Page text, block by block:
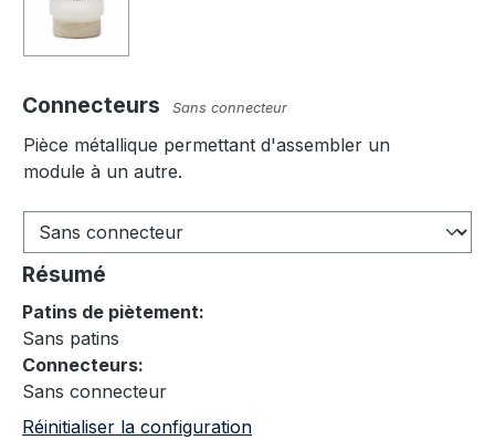
Connecteurs Sans connecteur
Pièce métallique permettant d'assembler un
module à un autre.
Résumé
Patins de piètement:
Sans patins
Connecteurs:
Sans connecteur
Réinitialiser la configuration